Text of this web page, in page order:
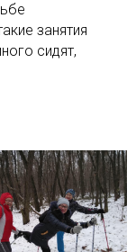
занятия
сидят,